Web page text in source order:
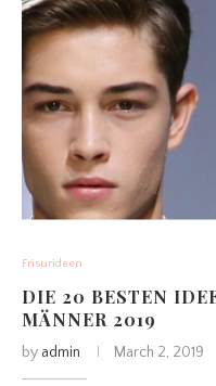
Frisurideen
DIE 20 BESTEN
MÄNNER 2019
by admin March 2, 2019